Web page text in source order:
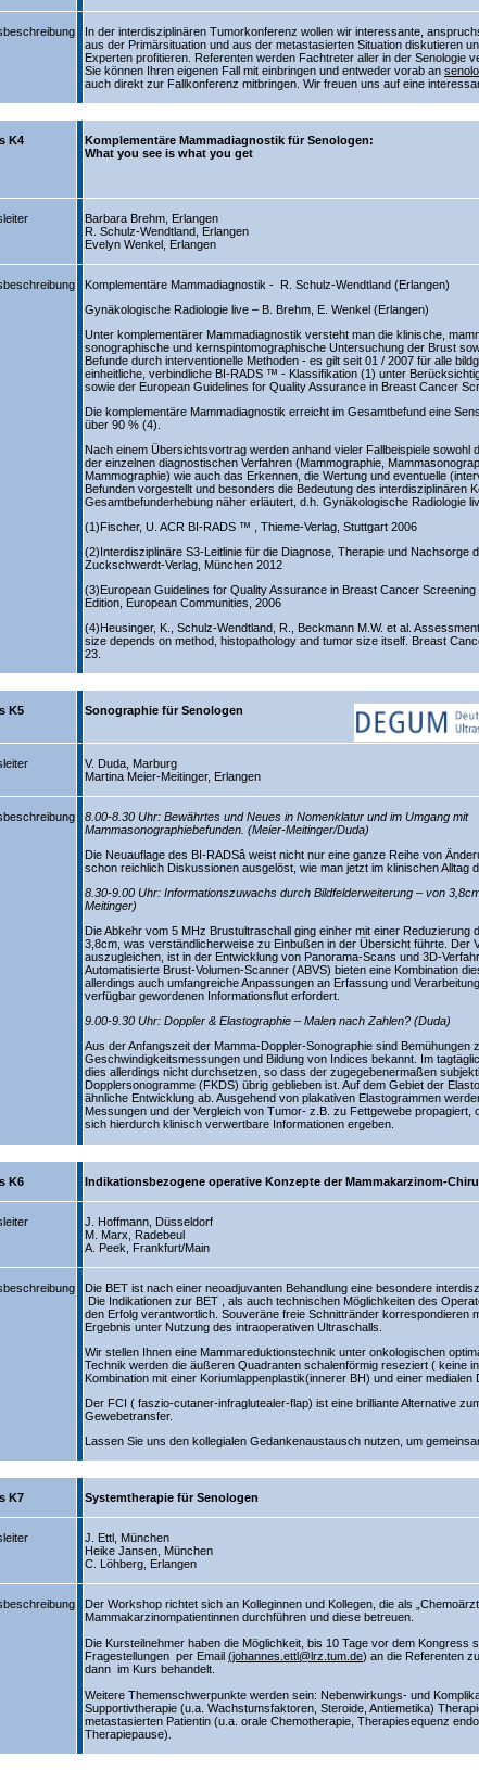
In der interdisziplinären Tumorkonferenz wollen wir interessante,
aus der Primärsituation und aus der metastasierten Situation diskutieren
Experten profitieren. Referenten werden Fachtreter aller in der Senologie
Sie können Ihren eigenen Fall mit einbringen und entweder vorab an
auch direkt zur Fallkonferenz mitbringen. Wir freuen uns auf eine
K4
Komplementäre Mammadiagnostik für Senologen:
What you see is what you get
Barbara Brehm, Erlangen
R. Schulz-Wendtland, Erlangen
Evelyn Wenkel, Erlangen
Komplementäre Mammadiagnostik - R. Schulz-Wendtland (Erlangen)
Gynäkologische Radiologie live – B. Brehm, E. Wenkel (Erlangen)
Unter komplementärer Mammadiagnostik versteht man die klinische,
sonographische und kernspintomographische Untersuchung der Brust
Befunde durch interventionelle Methoden - es gilt seit 01 / 2007 für alle
einheitliche, verbindliche BI-RADS ™ - Klassifikation (1) unter
sowie der European Guidelines for Quality Assurance in Breast Cancer
Die komplementäre Mammadiagnostik erreicht im Gesamtbefund eine
über 90 % (4).
Nach einem Übersichtsvortrag werden anhand vieler Fallbeispiele sowohl
der einzelnen diagnostischen Verfahren (Mammographie,
Mammographie) wie auch das Erkennen, die Wertung und eventuelle
Befunden vorgestellt und besonders die Bedeutung des interdisziplinären
Gesamtbefunderhebung näher erläutert, d.h. Gynäkologische Radiologie
(1)Fischer, U. ACR BI-RADS ™ , Thieme-Verlag, Stuttgart 2006
(2)Interdisziplinäre S3-Leitlinie für die Diagnose, Therapie und Nachsorge
Zuckschwerdt-Verlag, München 2012
(3)European Guidelines for Quality Assurance in Breast Cancer
Edition, European Communities, 2006
(4)Heusinger, K., Schulz-Wendtland, R., Beckmann M.W. et al.
size depends on method, histopathology and tumor size itself. Breast
23.
K5 Sonographie für Senologen
V. Duda, Marburg
Martina Meier-Meitinger, Erlangen
8.00-8.30 Uhr: Bewährtes und Neues in Nomenklatur und im Umgang mit
Mammasonographiebefunden. (Meier-Meitinger/Duda)
Die Neuauflage des BI-RADSâ weist nicht nur eine ganze Reihe von
schon reichlich Diskussionen ausgelöst, wie man jetzt im klinischen Alltag
8.30-9.00 Uhr: Informationszuwachs durch Bildfelderweiterung – von
Meitinger)
Die Abkehr vom 5 MHz Brustultraschall ging einher mit einer Reduzierung
3,8cm, was verständlicherweise zu Einbußen in der Übersicht führte. Der
auszugleichen, ist in der Entwicklung von Panorama-Scans und 3D-
Automatisierte Brust-Volumen-Scanner (ABVS) bieten eine Kombination
allerdings auch umfangreiche Anpassungen an Erfassung und
verfügbar gewordenen Informationsflut erfordert.
9.00-9.30 Uhr: Doppler & Elastographie – Malen nach Zahlen? (Duda)
Aus der Anfangszeit der Mamma-Doppler-Sonographie sind Bemühungen
Geschwindigkeitsmessungen und Bildung von Indices bekannt. Im
dies allerdings nicht durchsetzen, so dass der zugegebenermaßen
Dopplersonogramme (FKDS) übrig geblieben ist. Auf dem Gebiet der
ähnliche Entwicklung ab. Ausgehend von plakativen Elastogrammen
Messungen und der Vergleich von Tumor- z.B. zu Fettgewebe propagiert,
sich hierdurch klinisch verwertbare Informationen ergeben.
K6 Indikationsbezogene operative Konzepte der Mammakarzinom-
J. Hoffmann, Düsseldorf
M. Marx, Radebeul
A. Peek, Frankfurt/Main
Die BET ist nach einer neoadjuvanten Behandlung eine besondere
Die Indikationen zur BET , als auch technischen Möglichkeiten des
den Erfolg verantwortlich. Souveräne freie Schnittränder korrespondieren
Ergebnis unter Nutzung des intraoperativen Ultraschalls.
Wir stellen Ihnen eine Mammareduktionstechnik unter onkologischen
Technik werden die äußeren Quadranten schalenförmig reseziert ( keine
Kombination mit einer Koriumlappenplastik(innerer BH) und einer medialen
Der FCI ( faszio-cutaner-infraglutealer-flap) ist eine brilliante Alternative
Gewebetransfer.
Lassen Sie uns den kollegialen Gedankenaustausch nutzen, um
K7 Systemtherapie für Senologen
J. Ettl, München
Heike Jansen, München
C. Löhberg, Erlangen
Der Workshop richtet sich an Kolleginnen und Kollegen, die als
Mammakarzinompatientinnen durchführen und diese betreuen.
Die Kursteilnehmer haben die Möglichkeit, bis 10 Tage vor dem Kongress
Fragestellungen per Email (johannes.ettl@lrz.tum.de) an die Referenten
dann im Kurs behandelt.
Weitere Themenschwerpunkte werden sein: Nebenwirkungs- und
Supportivtherapie (u.a. Wachstumsfaktoren, Steroide, Antiemetika)
metastasierten Patientin (u.a. orale Chemotherapie, Therapiesequenz
Therapiepause).